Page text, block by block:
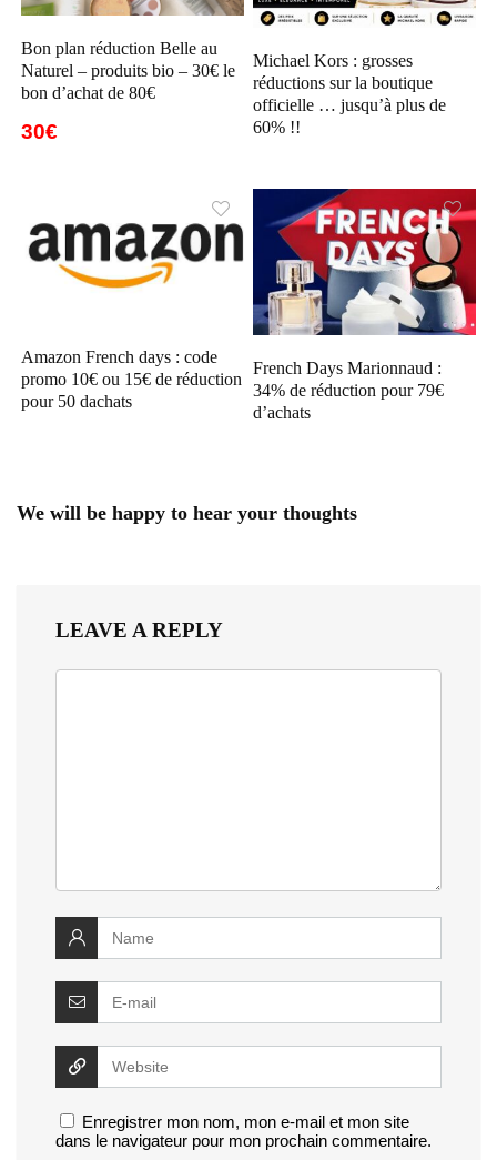
Bon plan réduction Belle au
Naturel – produits bio – 30€ le
bon d’achat de 80€
30€
Michael Kors : grosses
réductions sur la boutique
officielle … jusqu’à plus de
60% !!
Amazon French days : code
promo 10€ ou 15€ de réduction
pour 50 dachats
French Days Marionnaud :
34% de réduction pour 79€
d’achats
We will be happy to hear your thoughts
LEAVE A REPLY
Enregistrer mon nom, mon e-mail et mon site
dans le navigateur pour mon prochain commentaire.